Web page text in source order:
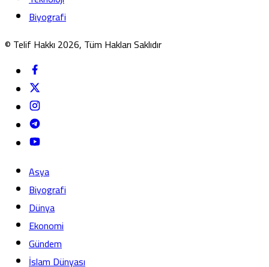
Biyografi
© Telif Hakkı 2026, Tüm Hakları Saklıdır
Asya
Biyografi
Dünya
Ekonomi
Gündem
İslam Dünyası